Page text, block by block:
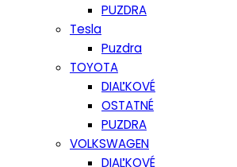
PUZDRA
Tesla
Puzdra
TOYOTA
DIAĽKOVÉ
OSTATNÉ
PUZDRA
VOLKSWAGEN
DIAĽKOVÉ